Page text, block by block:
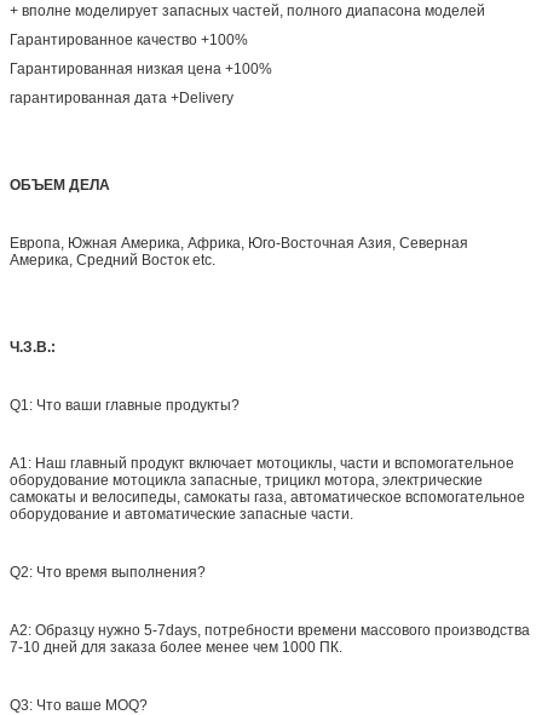
+ вполне моделирует запасных частей, полного диапасона моделей
Гарантированное качество +100%
Гарантированная низкая цена +100%
гарантированная дата +Delivery
ОБЪЕМ ДЕЛА
Европа, Южная Америка, Африка, Юго-Восточная Азия, Северная
Америка, Средний Восток etc.
Ч.З.В.:
Q1: Что ваши главные продукты?
A1: Наш главный продукт включает мотоциклы, части и вспомогательное
оборудование мотоцикла запасные, трицикл мотора, электрические
самокаты и велосипеды, самокаты газа, автоматическое вспомогательное
оборудование и автоматические запасные части.
Q2: Что время выполнения?
A2: Образцу нужно 5-7days, потребности времени массового производства
7-10 дней для заказа более менее чем 1000 ПК.
Q3: Что ваше MOQ?